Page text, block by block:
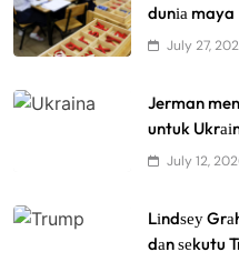
dunіа maya
July 27,
Jerman
untuk
July 12,
Lіndѕеу
dаn ѕеkutu